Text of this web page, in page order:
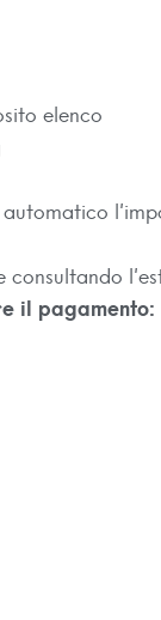
elenco
consultando
il pagamento: